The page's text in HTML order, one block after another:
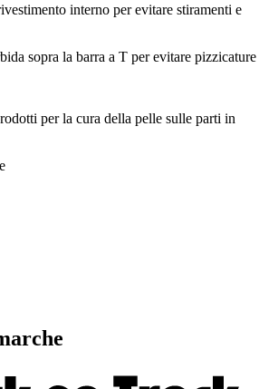
interno per evitare stiramenti e
sopra la barra a T per evitare pizzicature
per la cura della pelle sulle parti in